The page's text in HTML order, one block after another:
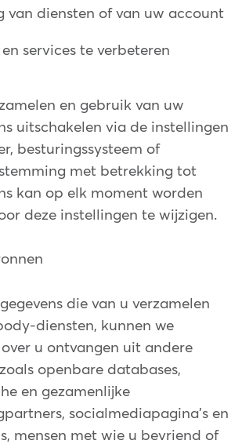
van diensten of van uw account
services te verbeteren
en gebruik van uw
uitschakelen via de instellingen
besturingssysteem of
met betrekking tot
kan op elk moment worden
deze instellingen te wijzigen.
die van u verzamelen
diensten, kunnen we
over u ontvangen uit andere
openbare databases,
en gezamenlijke
socialmediapagina's en
mensen met wie u bevriend of